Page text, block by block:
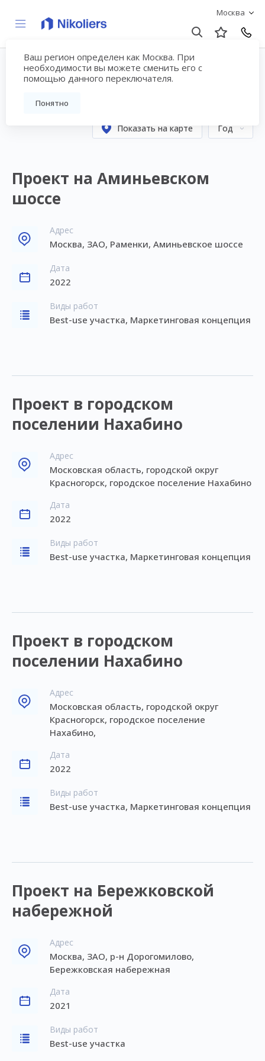
Москва
Ваш регион определен как Москва. При
необходимости вы можете сменить его с
помощью данного переключателя.
Понятно
Консалтинговые работы
– страница №4
Показать на карте Год
Проект на Аминьевском
шоссе
Адрес
Москва, ЗАО, Раменки, Аминьевское шоссе
Дата
2022
Виды работ
Best-use участка, Маркетинговая концепция
Проект в городском
поселении Нахабино
Адрес
Московская область, городской округ
Красногорск, городское поселение Нахабино
Дата
2022
Виды работ
Best-use участка, Маркетинговая концепция
Проект в городском
поселении Нахабино
Адрес
Московская область, городской округ
Красногорск, городское поселение
Нахабино,
Дата
2022
Виды работ
Best-use участка, Маркетинговая концепция
Проект на Бережковской
набережной
Адрес
Москва, ЗАО, р-н Дорогомилово,
Бережковская набережная
Дата
2021
Виды работ
Best-use участка